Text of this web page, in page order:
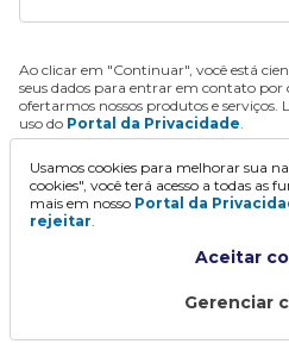
Ao clicar em "Continuar", você está
seus dados para entrar em contato
ofertarmos nossos produtos e serviços.
uso do Portal da Privacidade.
Usamos cookies para melhorar sua
cookies", você terá acesso a todas as
mais em nosso Portal da
rejeitar.
Aceitar
Gerenciar